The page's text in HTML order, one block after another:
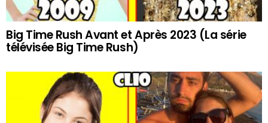
Big Time Rush Avant et Après 2023 (La série
télévisée Big Time Rush)